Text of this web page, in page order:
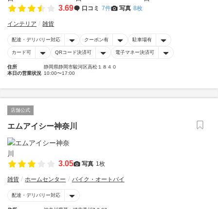
3.69 口コミ 7件 写真 8枚
インテリア 雑貨
配達・デリバリー対応 クーポン有 駐車場有
カード可 QRコード決済可 電子マネー決済可
住所
静岡県静岡市駿河区高松１８４０
本日の営業状況 10:00〜17:00
店舗公式
エムアイシー神奈川
3.05 写真 1枚
雑貨 ホームセンター バイク・オートバイ
配達・デリバリー対応